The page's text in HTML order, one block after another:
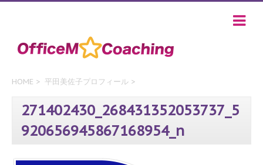
HOME > 平田美佐子プロフィール >
271402430_268431352053737_5
920656945867168954_n